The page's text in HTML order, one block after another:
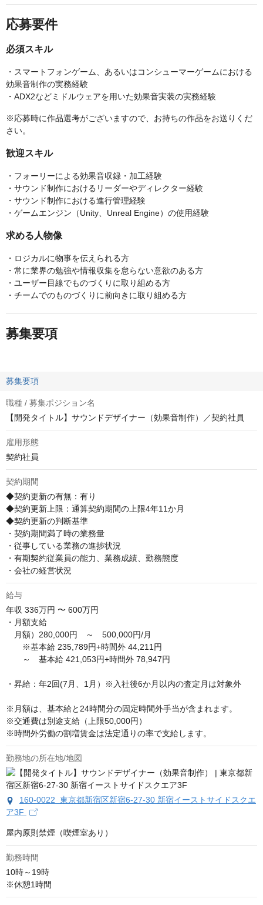
応募要件
必須スキル
・スマートフォンゲーム、あるいはコンシューマーゲームにおける
効果音制作の実務経験
・ADX2などミドルウェアを用いた効果音実装の実務経験
※応募時に作品選考がございますので、お持ちの作品をお送りくだ
さい。
歓迎スキル
・フォーリーによる効果音収録・加工経験
・サウンド制作におけるリーダーやディレクター経験
・サウンド制作における進行管理経験
・ゲームエンジン（Unity、Unreal Engine）の使用経験
求める人物像
・ロジカルに物事を伝えられる方
・常に業界の勉強や情報収集を怠らない意欲のある方
・ユーザー目線でものづくりに取り組める方
・チームでのものづくりに前向きに取り組める方
募集要項
募集要項
職種 / 募集ポジション名
【開発タイトル】サウンドデザイナー（効果音制作）／契約社員
雇用形態
契約社員
契約期間
◆契約更新の有無：有り
◆契約更新上限：通算契約期間の上限4年11か月
◆契約更新の判断基準
・契約期間満了時の業務量
・従事している業務の進捗状況
・有期契約従業員の能力、業務成績、勤務態度
・会社の経営状況
給与
年収 336万円 〜 600万円
・月額支給
月額）280,000円　～　500,000円/月
※基本給 235,789円+時間外 44,211円
～　基本給 421,053円+時間外 78,947円
・昇給：年2回(7月、1月）※入社後6か月以内の査定月は対象外
※月額は、基本給と24時間分の固定時間外手当が含まれます。
※交通費は別途支給（上限50,000円）
※時間外労働の割増賃金は法定通りの率で支給します。
勤務地の所在地/地図
160-0022 東京都新宿区新宿6-27-30 新宿イーストサイドスクエ
ア3F
屋内原則禁煙（喫煙室あり）
勤務時間
10時～19時
※休憩1時間